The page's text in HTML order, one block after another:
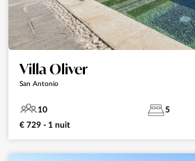
Villa Oliver
San Antonio
10 5
€ 729 - 1 nuit